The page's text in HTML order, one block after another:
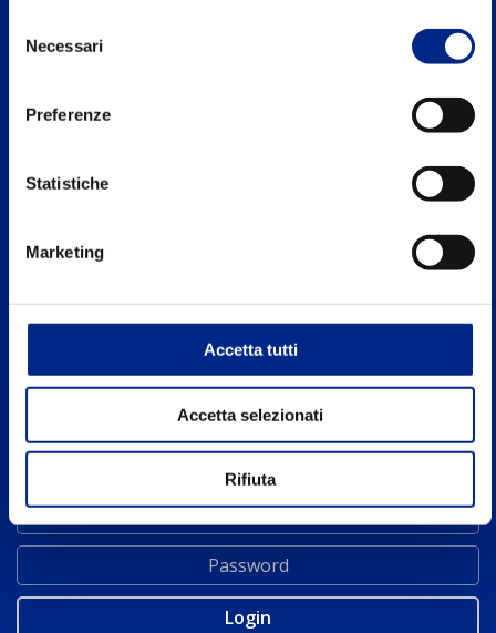
delNecessari
Preferenze
Statistiche
Marketing
Accetta tutti
Accetta selezionati
Rifiuta
AZIENDA
Dove siamo
CONTATTI
UK SITE
AREA RISERVATA